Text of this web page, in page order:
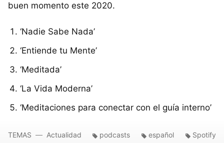
buen momento este 2020.
‘Nadie Sabe Nada’
‘Entiende tu Mente’
‘Meditada’
‘La Vida Moderna’
‘Meditaciones para conectar con el guía interno’
TEMAS Actualidad podcasts español Spotify